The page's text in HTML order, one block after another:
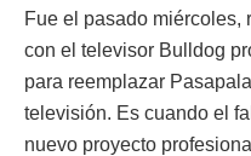
Fue el pasado miércoles,
con el televisor Bulldog
para reemplazar
televisión. Es cuando el
nuevo proyecto